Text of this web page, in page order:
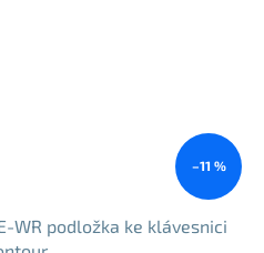
–11 %
WR podložka ke klávesnici